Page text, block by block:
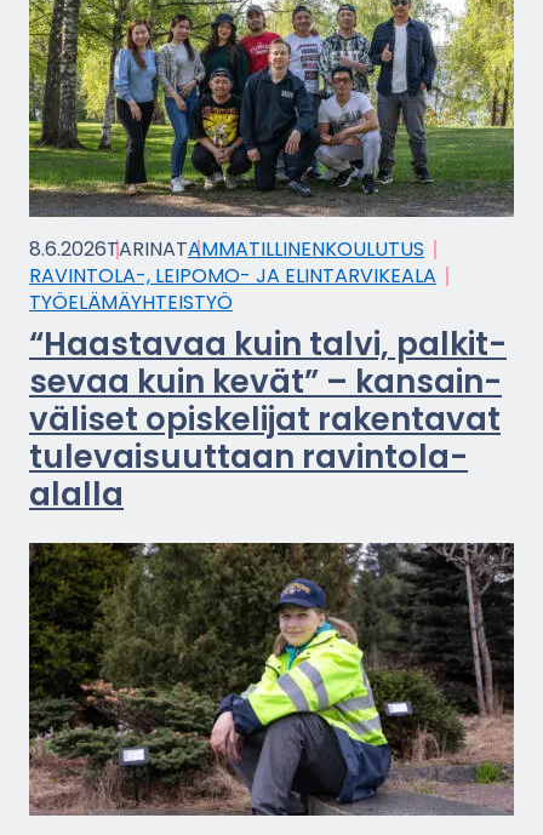
8.6.2026TA­RI­NATAM­MA­TIL­LI­NEN­KOU­LU­TUS
RAVINTOLA-​, LEIPOMO-​ JA ELIN­TAR­VI­KEA­LA
TYÖ­ELÄ­MÄYH­TEIS­TYÖ
“Haas­ta­vaa kuin talvi, pal­kit­
se­vaa kuin kevät” – kan­sain­
vä­li­set opis­ke­li­jat ra­ken­ta­vat
tu­le­vai­suut­taan ravintola-​
alalla